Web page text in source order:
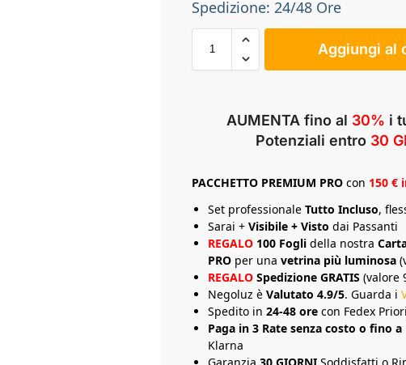
Spedizione: 24/48 Ore
Aggiungi al
AUMENTA fino al 30% i
Potenziali entro 30
PACCHETTO PREMIUM PRO con 150 €
Set professionaleTutto Incluso,
Sarai +Visibile + Visto dai Passanti
REGALO 100 Fogli della nostra
PRO per unavetrina più luminosa
REGALO Spedizione GRATIS (valore
Negoluz èValutato 4.9/5. Guarda i
Spedito in24-48 ore con Fedex
Paga in 3 Rate senza costo o fino a
Klarna
Garanzia30 GIORNI Soddisfatti o